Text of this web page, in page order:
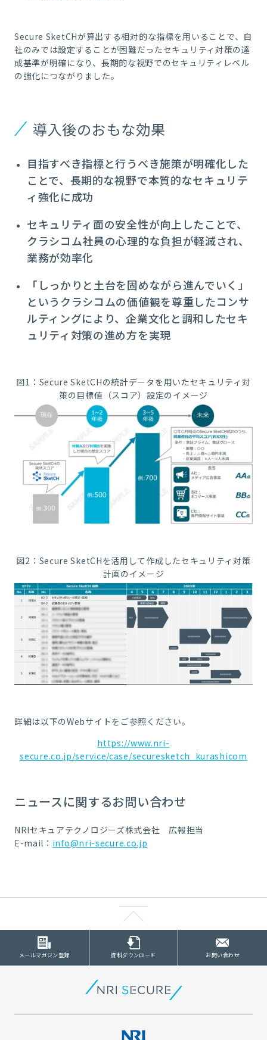
Secure SketCHが算出する相対的な指標を用いることで、自
社のみでは設定することが困難だったセキュリティ対策の達
成基準が明確になり、長期的な視野でのセキュリティレベル
の強化につながりました。
導入後のおもな効果
目指すべき指標と行うべき施策が明確化した
ことで、長期的な視野で本質的なセキュリテ
ィ強化に成功
セキュリティ面の安全性が向上したことで、
クラシコム社員の心理的な負担が軽減され、
業務が効率化
「しっかりと土台を固めながら進んでいく」
というクラシコムの価値観を尊重したコンサ
ルティングにより、企業文化と調和したセキ
ュリティ対策の進め方を実現
図1：Secure SketCHの統計データを用いたセキュリティ対
策の目標値（スコア）設定のイメージ
図2：Secure SketCHを活用して作成したセキュリティ対策
計画のイメージ
詳細は以下のWebサイトをご参照ください。
https://www.nri-
secure.co.jp/service/case/securesketch_kurashicom
ニュースに関するお問い合わせ
NRIセキュアテクノロジーズ株式会社 広報担当
E-mail： info@nri-secure.co.jp
メールマガジン登録 資料ダウンロード お問い合わせ